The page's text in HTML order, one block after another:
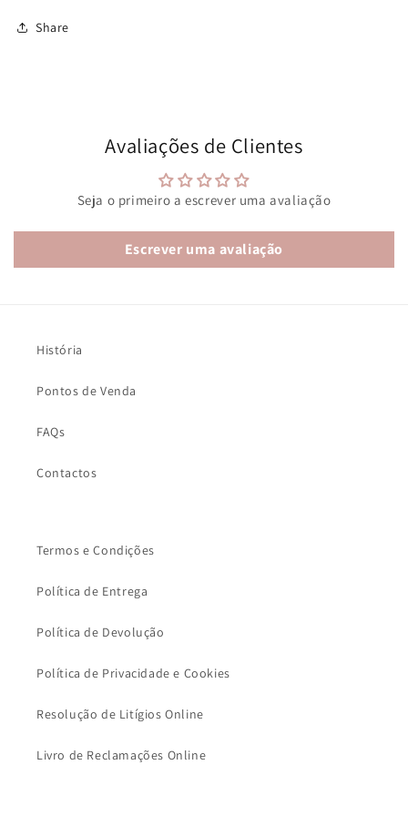
Share
Avaliações de Clientes
Seja o primeiro a escrever uma avaliação
Escrever uma avaliação
História
Pontos de Venda
FAQs
Contactos
Termos e Condições
Política de Entrega
Política de Devolução
Política de Privacidade e Cookies
Resolução de Litígios Online
Livro de Reclamações Online